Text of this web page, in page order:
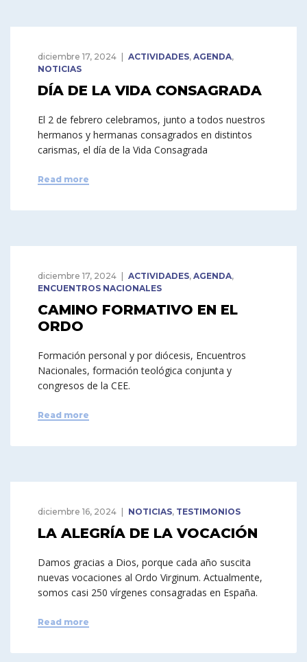
diciembre 17, 2024 ACTIVIDADES, AGENDA,
NOTICIAS
DÍA DE LA VIDA CONSAGRADA
El 2 de febrero celebramos, junto a todos nuestros
hermanos y hermanas consagrados en distintos
carismas, el día de la Vida Consagrada
Read more
diciembre 17, 2024 ACTIVIDADES, AGENDA,
ENCUENTROS NACIONALES
CAMINO FORMATIVO EN EL
ORDO
Formación personal y por diócesis, Encuentros
Nacionales, formación teológica conjunta y
congresos de la CEE.
Read more
diciembre 16, 2024 NOTICIAS, TESTIMONIOS
LA ALEGRÍA DE LA VOCACIÓN
Damos gracias a Dios, porque cada año suscita
nuevas vocaciones al Ordo Virginum. Actualmente,
somos casi 250 vírgenes consagradas en España.
Read more